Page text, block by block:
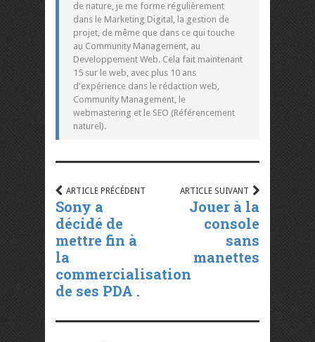
de nature, je me forme régulièrement
dans le Marketing Digital, la gestion de
projet, de même que dans ce qui touche
au Community Management, au
Developpement Web. Cela fait maintenant
15 sur le web, avec plus 10 ans
d'expérience dans le rédaction web,
Community Management, le
webmastering et le SEO (Référencement
naturel).
ARTICLE PRÉCÉDENT
Sony a
décidé de
mettre fin à
la
commercialisation
de ses PDA .
ARTICLE SUIVANT
Jouer à la
console
sans
manettes